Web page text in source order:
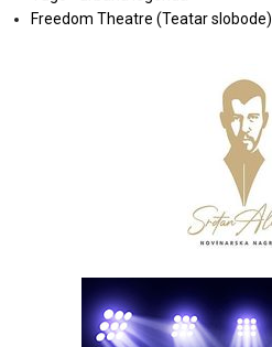
Freedom Theatre (Teatar slobode)